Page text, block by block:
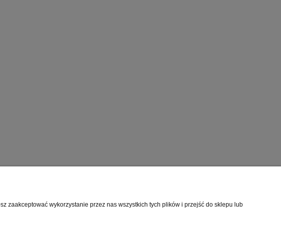
Informacje o sklepie
zaakceptować wykorzystanie przez nas wszystkich tych plików i przejść do sklepu lub